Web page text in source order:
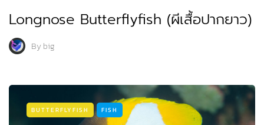
Longnose Butterflyfish (ผีเสื้อปากยาว)
Bybig
BUTTERFLYFISH FISH